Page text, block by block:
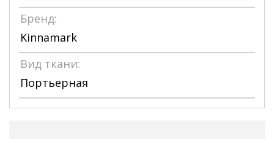
Бренд:
Kinnamark
Вид ткани:
Портьерная